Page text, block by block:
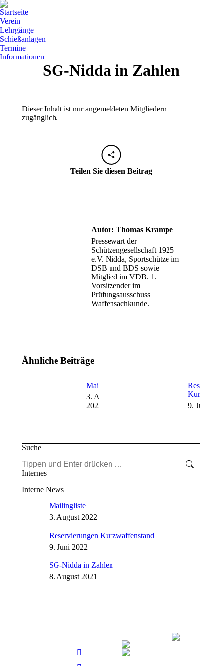
Startseite
Verein
Lehrgänge
Schießanlagen
Termine
Informationen
SG-Nidda in Zahlen
Dieser Inhalt ist nur angemeldeten Mitgliedern
zugänglich.
Teilen Sie diesen Beitrag
Autor: Thomas Krampe
Pressewart der
Schützengesellschaft 1925
e.V. Nidda, Sportschütze im
DSB und BDS sowie
Mitglied im VDB. 1.
Vorsitzender im
Prüfungsausschuss
Waffensachkunde.
Ähnliche Beiträge
Mailingliste
3. August
2022
9. Juni
Suche
Search:
Internes
Interne News
Mailingliste
3. August 2022
Reservierungen Kurzwaffenstand
9. Juni 2022
SG-Nidda in Zahlen
8. August 2021